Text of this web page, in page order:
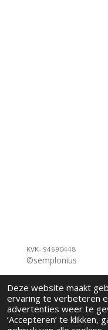
Deze website maakt
ervaring te verbeteren
advertenties weer te
‘Accepteren’ te klikken,
KVK- 94690448
©semplonius